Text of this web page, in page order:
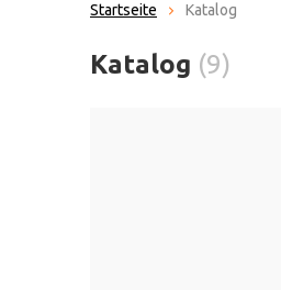
Startseite Katalog
Katalog (9)